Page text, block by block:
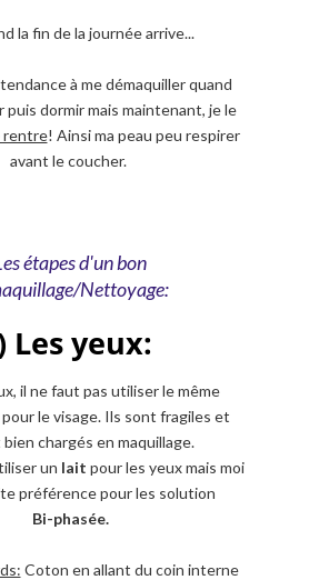
la fin de la journée arrive...
à me démaquiller quand
puis dormir mais maintenant, je le
rentre! Ainsi ma peau peu respirer
avant le coucher.
étapes d'un bon
Nettoyage:
Les yeux:
il ne faut pas utiliser le même
le visage. Ils sont fragiles et
chargés en maquillage.
un lait pour les yeux mais moi
préférence pour les solution
Bi-phasée.
Coton en allant du coin interne